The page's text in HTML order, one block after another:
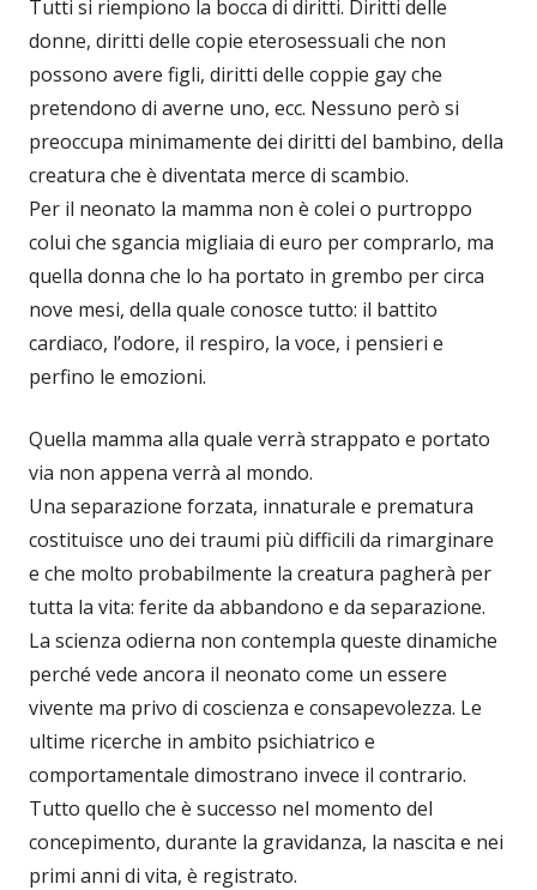
Tutti si riempiono la bocca di diritti. Diritti delle
donne, diritti delle copie eterosessuali che non
possono avere figli, diritti delle coppie gay che
pretendono di averne uno, ecc. Nessuno però si
preoccupa minimamente dei diritti del bambino, della
creatura che è diventata merce di scambio.
Per il neonato la mamma non è colei o purtroppo
colui che sgancia migliaia di euro per comprarlo, ma
quella donna che lo ha portato in grembo per circa
nove mesi, della quale conosce tutto: il battito
cardiaco, l’odore, il respiro, la voce, i pensieri e
perfino le emozioni.
Quella mamma alla quale verrà strappato e portato
via non appena verrà al mondo.
Una separazione forzata, innaturale e prematura
costituisce uno dei traumi più difficili da rimarginare
e che molto probabilmente la creatura pagherà per
tutta la vita: ferite da abbandono e da separazione.
La scienza odierna non contempla queste dinamiche
perché vede ancora il neonato come un essere
vivente ma privo di coscienza e consapevolezza. Le
ultime ricerche in ambito psichiatrico e
comportamentale dimostrano invece il contrario.
Tutto quello che è successo nel momento del
concepimento, durante la gravidanza, la nascita e nei
primi anni di vita, è registrato.